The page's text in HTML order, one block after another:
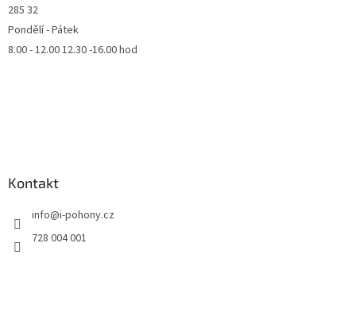
285 32
Pondělí - Pátek
8.00 - 12.00 12.30 -16.00 hod
Kontakt
info@i-pohony.cz
728 004 001